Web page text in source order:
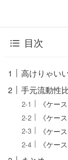
目次
高けりゃい
手元流動性
《ケー
《ケー
《ケー
《ケー